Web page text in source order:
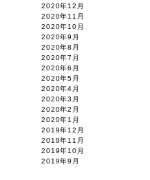
2020年12月
2020年11月
2020年10月
2020年9月
2020年8月
2020年7月
2020年6月
2020年5月
2020年4月
2020年3月
2020年2月
2020年1月
2019年12月
2019年11月
2019年10月
2019年9月